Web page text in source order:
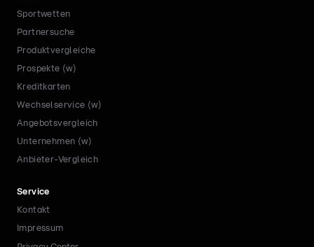
Sportwetten
Partnersuche
Produktvergleiche
Prospekte (w)
Kreditkarten
Wechselservice (w)
Angebotsvergleich
Unternehmen (w)
Anbieter-Vergleich
Service
Kontakt
Impressum